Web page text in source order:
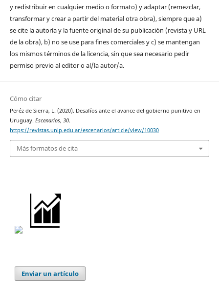
y redistribuir en cualquier medio o formato) y adaptar (remezclar,
transformar y crear a partir del material otra obra), siempre que a)
se cite la autoría y la fuente original de su publicación (revista y URL
de la obra), b) no se use para fines comerciales y c) se mantengan
los mismos términos de la licencia, sin que sea necesario pedir
permiso previo al editor o al/la autor/a.
Cómo citar
Peréz de Sierra, L. (2020). Desafíos ante el avance del gobierno punitivo en
Uruguay. Escenarios, 30.
https://revistas.unlp.edu.ar/escenarios/article/view/10030
Más formatos de cita
Enviar un artículo